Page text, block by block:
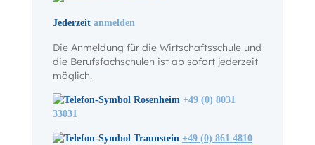
Jederzeit anmelden
Die Anmeldung für die Wirtschaftsschule und
die Berufsfachschulen ist ab sofort jederzeit
möglich.
Rosenheim +49 (0) 8031
33031
Traunstein +49 (0) 861 4810